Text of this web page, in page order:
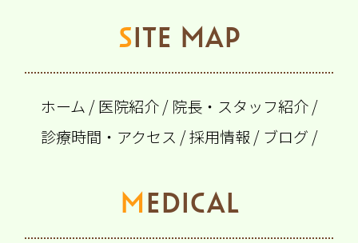
SITE MAP
ホーム /医院紹介/ 院長・スタッフ紹介/
診療時間・アクセス /採用情報 / ブログ /
MEDICAL